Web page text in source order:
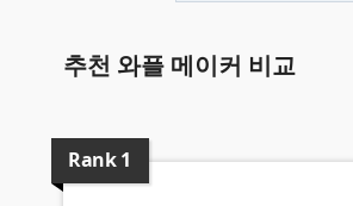
추천 와플 메이커 비교
Rank1